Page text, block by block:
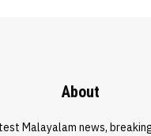
About
Malayalam news,